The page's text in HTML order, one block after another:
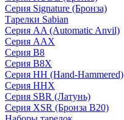
Серия Signature (Бронза)
Тарелки Sabian
Серия AA (Automatic Anvil)
Серия AAX
Серия B8
Серия B8X
Серия HH (Hand-Hammered)
Серия HHX
Серия SBR (Латунь)
Серия XSR (Бронза B20)